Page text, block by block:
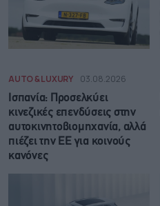
AUTO & LUXURY 03.08.2026
Ισπανία: Προσελκύει
κινεζικές επενδύσεις στην
αυτοκινητοβιομηχανία, αλλά
πιέζει την ΕΕ για κοινούς
κανόνες